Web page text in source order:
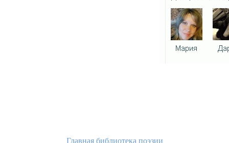
Главная библиотека поэзии